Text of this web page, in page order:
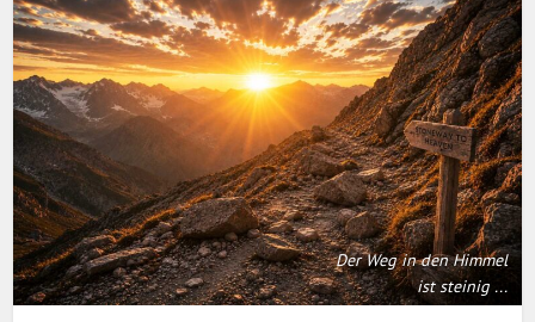
Der Weg in den Himmel
ist steinig ...